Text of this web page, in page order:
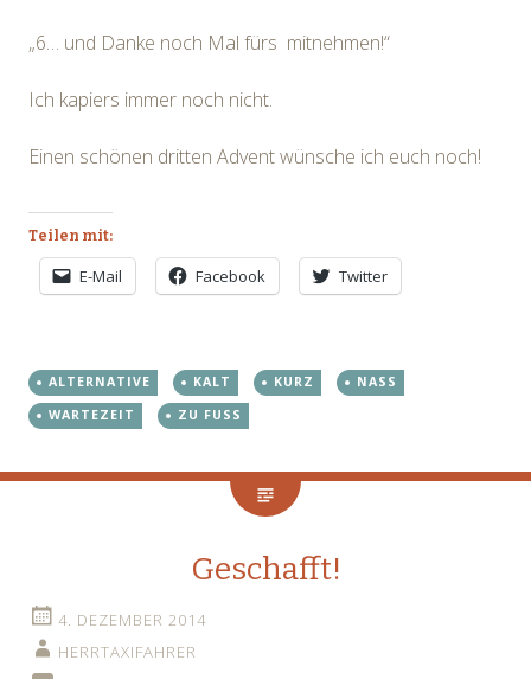
„6… und Danke noch Mal fürs mitnehmen!“
Ich kapiers immer noch nicht.
Einen schönen dritten Advent wünsche ich euch noch!
Teilen mit:
E-Mail Facebook Twitter
ALTERNATIVE KALT KURZ
NASS
WARTEZEIT
ZU FUSS
Geschafft!
4. DEZEMBER 2014
HERRTAXIFAHRER